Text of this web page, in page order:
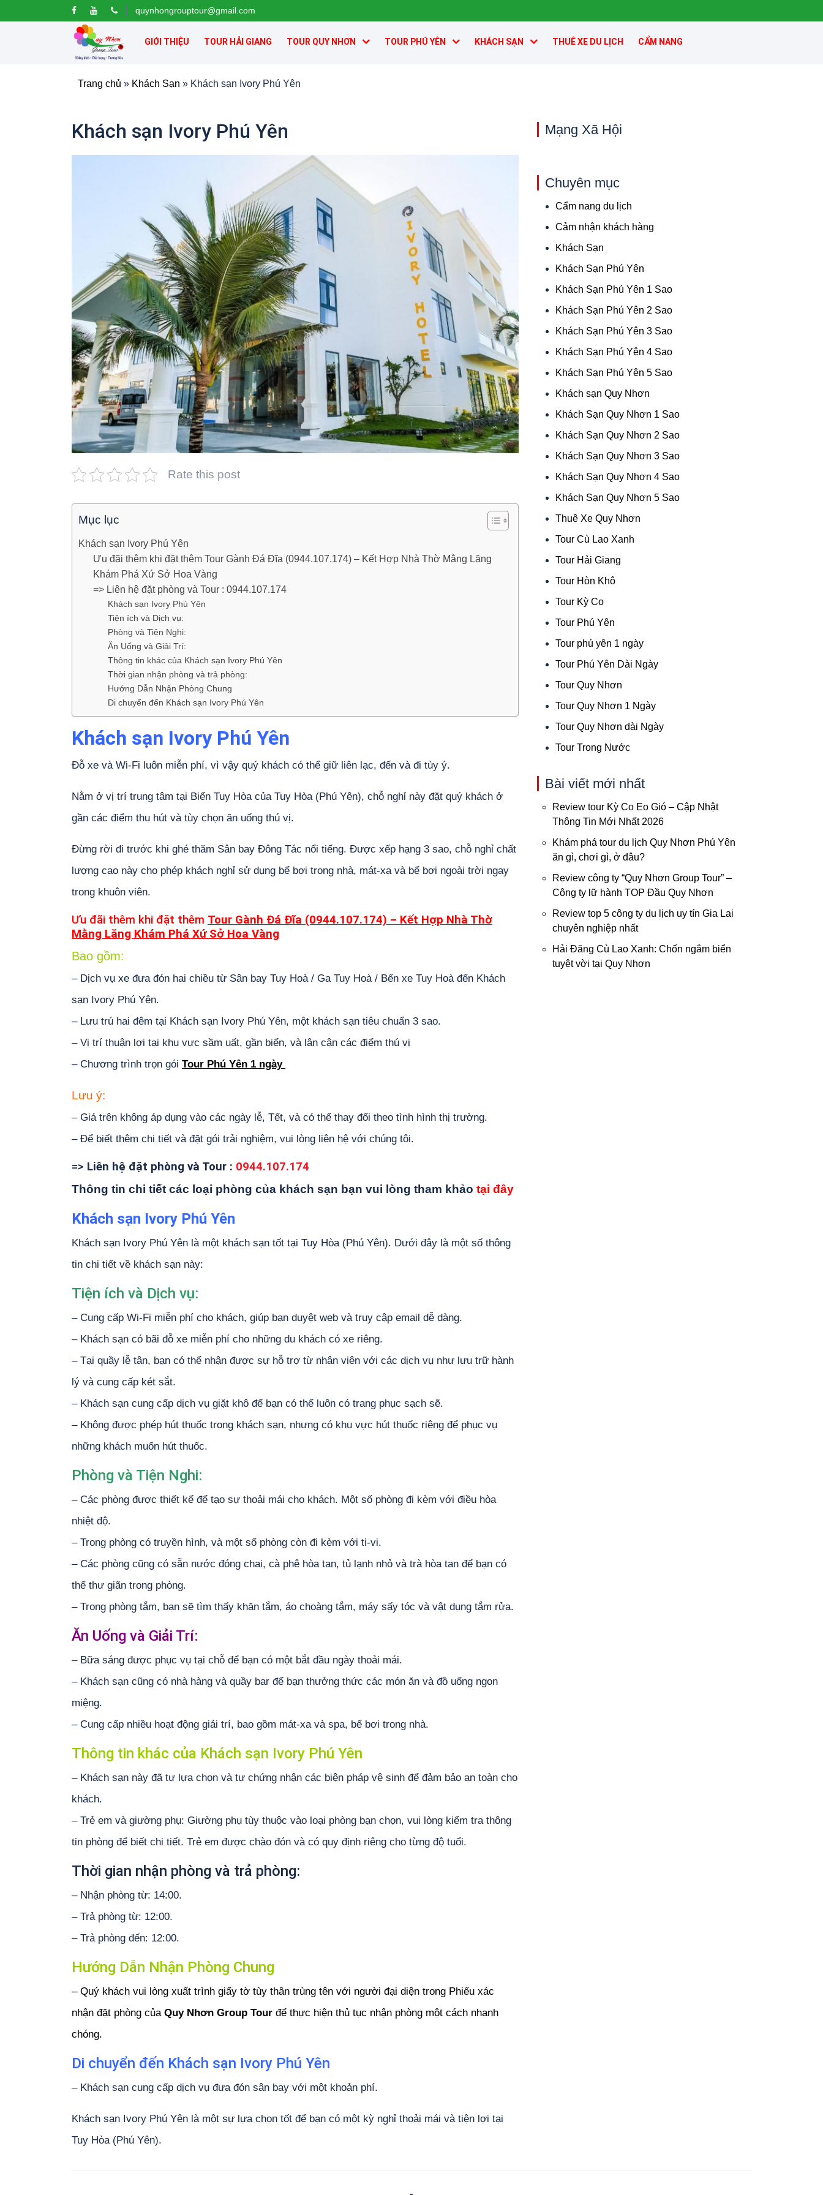
quynhongrouptour@gmail.com
GIỚI THIỆU TOUR HẢI GIANG TOUR QUY NHƠN TOUR PHÚ YÊN KHÁCH SẠN THUÊ XE DU LỊCH CẨM NANG
Trang chủ » Khách Sạn » Khách sạn Ivory Phú Yên
Khách sạn Ivory Phú Yên
Rate this post
Mục lục
Khách sạn Ivory Phú Yên
Ưu đãi thêm khi đặt thêm Tour Gành Đá Đĩa (0944.107.174) – Kết Hợp Nhà Thờ Mằng Lăng
Khám Phá Xứ Sở Hoa Vàng
=> Liên hệ đặt phòng và Tour : 0944.107.174
Khách sạn Ivory Phú Yên
Tiện ích và Dịch vụ:
Phòng và Tiện Nghi:
Ăn Uống và Giải Trí:
Thông tin khác của Khách sạn Ivory Phú Yên
Thời gian nhận phòng và trả phòng:
Hướng Dẫn Nhận Phòng Chung
Di chuyển đến Khách sạn Ivory Phú Yên
Khách sạn Ivory Phú Yên
Đỗ xe và Wi-Fi luôn miễn phí, vì vậy quý khách có thể giữ liên lạc, đến và đi tùy ý.
Nằm ở vị trí trung tâm tại Biển Tuy Hòa của Tuy Hòa (Phú Yên), chỗ nghỉ này đặt quý khách ở
gần các điểm thu hút và tùy chọn ăn uống thú vị.
Đừng rời đi trước khi ghé thăm Sân bay Đông Tác nổi tiếng. Được xếp hạng 3 sao, chỗ nghỉ chất
lượng cao này cho phép khách nghỉ sử dụng bể bơi trong nhà, mát-xa và bể bơi ngoài trời ngay
trong khuôn viên.
Ưu đãi thêm khi đặt thêm Tour Gành Đá Đĩa (0944.107.174) – Kết Hợp Nhà Thờ
Mằng Lăng Khám Phá Xứ Sở Hoa Vàng
Bao gồm:
– Dịch vụ xe đưa đón hai chiều từ Sân bay Tuy Hoà / Ga Tuy Hoà / Bến xe Tuy Hoà đến Khách
sạn Ivory Phú Yên.
– Lưu trú hai đêm tại Khách sạn Ivory Phú Yên, một khách sạn tiêu chuẩn 3 sao.
– Vị trí thuận lợi tại khu vực sầm uất, gần biển, và lân cận các điểm thú vị
– Chương trình trọn gói Tour Phú Yên 1 ngày
Lưu ý:
– Giá trên không áp dụng vào các ngày lễ, Tết, và có thể thay đổi theo tình hình thị trường.
– Để biết thêm chi tiết và đặt gói trải nghiệm, vui lòng liên hệ với chúng tôi.
=> Liên hệ đặt phòng và Tour : 0944.107.174
Thông tin chi tiết các loại phòng của khách sạn bạn vui lòng tham khảo tại đây
Khách sạn Ivory Phú Yên
Khách sạn Ivory Phú Yên là một khách sạn tốt tại Tuy Hòa (Phú Yên). Dưới đây là một số thông
tin chi tiết về khách sạn này:
Tiện ích và Dịch vụ:
– Cung cấp Wi-Fi miễn phí cho khách, giúp bạn duyệt web và truy cập email dễ dàng.
– Khách sạn có bãi đỗ xe miễn phí cho những du khách có xe riêng.
– Tại quầy lễ tân, bạn có thể nhận được sự hỗ trợ từ nhân viên với các dịch vụ như lưu trữ hành
lý và cung cấp két sắt.
– Khách sạn cung cấp dịch vụ giặt khô để bạn có thể luôn có trang phục sạch sẽ.
– Không được phép hút thuốc trong khách sạn, nhưng có khu vực hút thuốc riêng để phục vụ
những khách muốn hút thuốc.
Phòng và Tiện Nghi:
– Các phòng được thiết kế để tạo sự thoải mái cho khách. Một số phòng đi kèm với điều hòa
nhiệt độ.
– Trong phòng có truyền hình, và một số phòng còn đi kèm với ti-vi.
– Các phòng cũng có sẵn nước đóng chai, cà phê hòa tan, tủ lạnh nhỏ và trà hòa tan để bạn có
thể thư giãn trong phòng.
– Trong phòng tắm, bạn sẽ tìm thấy khăn tắm, áo choàng tắm, máy sấy tóc và vật dụng tắm rửa.
Ăn Uống và Giải Trí:
– Bữa sáng được phục vụ tại chỗ để bạn có một bắt đầu ngày thoải mái.
– Khách sạn cũng có nhà hàng và quầy bar để bạn thưởng thức các món ăn và đồ uống ngon
miệng.
– Cung cấp nhiều hoạt động giải trí, bao gồm mát-xa và spa, bể bơi trong nhà.
Thông tin khác của Khách sạn Ivory Phú Yên
– Khách sạn này đã tự lựa chọn và tự chứng nhận các biện pháp vệ sinh để đảm bảo an toàn cho
khách.
– Trẻ em và giường phụ: Giường phụ tùy thuộc vào loại phòng bạn chọn, vui lòng kiểm tra thông
tin phòng để biết chi tiết. Trẻ em được chào đón và có quy định riêng cho từng độ tuổi.
Thời gian nhận phòng và trả phòng:
– Nhận phòng từ: 14:00.
– Trả phòng từ: 12:00.
– Trả phòng đến: 12:00.
Hướng Dẫn Nhận Phòng Chung
– Quý khách vui lòng xuất trình giấy tờ tùy thân trùng tên với người đại diện trong Phiếu xác
nhận đặt phòng của Quy Nhơn Group Tour để thực hiện thủ tục nhận phòng một cách nhanh
chóng.
Di chuyển đến Khách sạn Ivory Phú Yên
– Khách sạn cung cấp dịch vụ đưa đón sân bay với một khoản phí.
Khách sạn Ivory Phú Yên là một sự lựa chọn tốt để bạn có một kỳ nghỉ thoải mái và tiện lợi tại
Tuy Hòa (Phú Yên).
Mạng Xã Hội
Chuyên mục
Cẩm nang du lịch
Cảm nhận khách hàng
Khách Sạn
Khách Sạn Phú Yên
Khách Sạn Phú Yên 1 Sao
Khách Sạn Phú Yên 2 Sao
Khách Sạn Phú Yên 3 Sao
Khách Sạn Phú Yên 4 Sao
Khách Sạn Phú Yên 5 Sao
Khách sạn Quy Nhơn
Khách Sạn Quy Nhơn 1 Sao
Khách Sạn Quy Nhơn 2 Sao
Khách Sạn Quy Nhơn 3 Sao
Khách Sạn Quy Nhơn 4 Sao
Khách Sạn Quy Nhơn 5 Sao
Thuê Xe Quy Nhơn
Tour Cù Lao Xanh
Tour Hải Giang
Tour Hòn Khô
Tour Kỳ Co
Tour Phú Yên
Tour phú yên 1 ngày
Tour Phú Yên Dài Ngày
Tour Quy Nhơn
Tour Quy Nhơn 1 Ngày
Tour Quy Nhơn dài Ngày
Tour Trong Nước
Bài viết mới nhất
Review tour Kỳ Co Eo Gió – Cập Nhật
Thông Tin Mới Nhất 2026
Khám phá tour du lịch Quy Nhơn Phú Yên
ăn gì, chơi gì, ở đâu?
Review công ty “Quy Nhơn Group Tour” –
Công ty lữ hành TOP Đầu Quy Nhơn
Review top 5 công ty du lịch uy tín Gia Lai
chuyên nghiệp nhất
Hải Đăng Cù Lao Xanh: Chốn ngắm biển
tuyệt vời tại Quy Nhơn